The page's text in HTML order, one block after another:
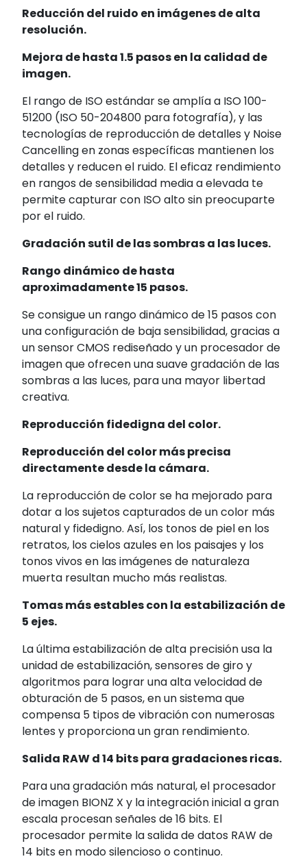
Reducción del ruido en imágenes de alta
resolución.
Mejora de hasta 1.5 pasos en la calidad de
imagen.
El rango de ISO estándar se amplía a ISO 100-
51200 (ISO 50-204800 para fotografía), y las
tecnologías de reproducción de detalles y Noise
Cancelling en zonas específicas mantienen los
detalles y reducen el ruido. El eficaz rendimiento
en rangos de sensibilidad media a elevada te
permite capturar con ISO alto sin preocuparte
por el ruido.
Gradación sutil de las sombras a las luces.
Rango dinámico de hasta
aproximadamente 15 pasos.
Se consigue un rango dinámico de 15 pasos con
una configuración de baja sensibilidad, gracias a
un sensor CMOS rediseñado y un procesador de
imagen que ofrecen una suave gradación de las
sombras a las luces, para una mayor libertad
creativa.
Reproducción fidedigna del color.
Reproducción del color más precisa
directamente desde la cámara.
La reproducción de color se ha mejorado para
dotar a los sujetos capturados de un color más
natural y fidedigno. Así, los tonos de piel en los
retratos, los cielos azules en los paisajes y los
tonos vivos en las imágenes de naturaleza
muerta resultan mucho más realistas.
Tomas más estables con la estabilización de
5 ejes.
La última estabilización de alta precisión usa la
unidad de estabilización, sensores de giro y
algoritmos para lograr una alta velocidad de
obturación de 5 pasos, en un sistema que
compensa 5 tipos de vibración con numerosas
lentes y proporciona un gran rendimiento.
Salida RAW d 14 bits para gradaciones ricas.
Para una gradación más natural, el procesador
de imagen BIONZ X y la integración inicial a gran
escala procesan señales de 16 bits. El
procesador permite la salida de datos RAW de
14 bits en modo silencioso o continuo.